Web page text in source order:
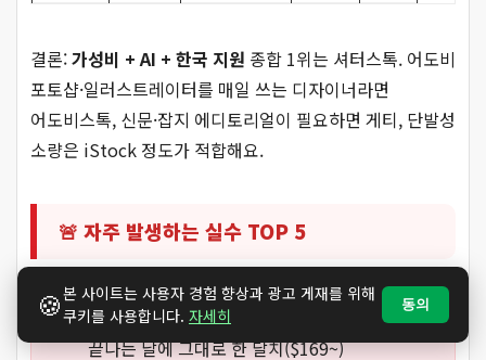
결론:가성비 + AI + 한국 지원 종합 1위는 셔터스톡. 어도비
포토샵·일러스트레이터를 매일 쓰는 디자이너라면
어도비스톡, 신문·잡지 에디토리얼이 필요하면 게티, 단발성
소량은 iStock 정도가 적합해요.
🚨 자주 발생하는 실수 TOP 5
무료 체험 자동결제 안 끊기
— 7일 무료 체험
끝나는 날에 그대로 한 달치($169~)
🍪본 사이트는 사용자 경험 향상과 광고 게재를 위해
쿠키를 사용합니다. 자세히
동의